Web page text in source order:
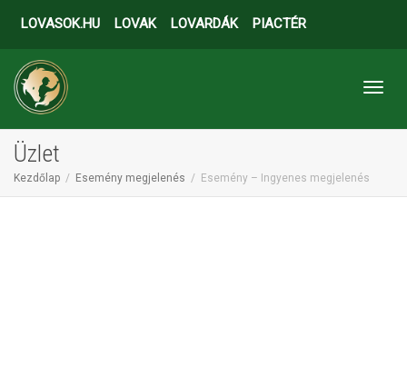
LOVASOK.HU LOVAK LOVARDÁK PIACTÉR
Üzlet
Kezdőlap Esemény megjelenés Esemény – Ingyenes megjelenés